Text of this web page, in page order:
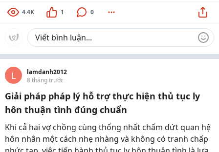
4.4K 1 0
L
lamdanh2012
8 tháng trước
Giải pháp pháp lý hỗ trợ thực hiện thủ tục ly
hôn thuận tình đúng chuẩn
Khi cả hai vợ chồng cùng thống nhất chấm dứt quan hệ
hôn nhân một cách nhẹ nhàng và không có tranh chấp